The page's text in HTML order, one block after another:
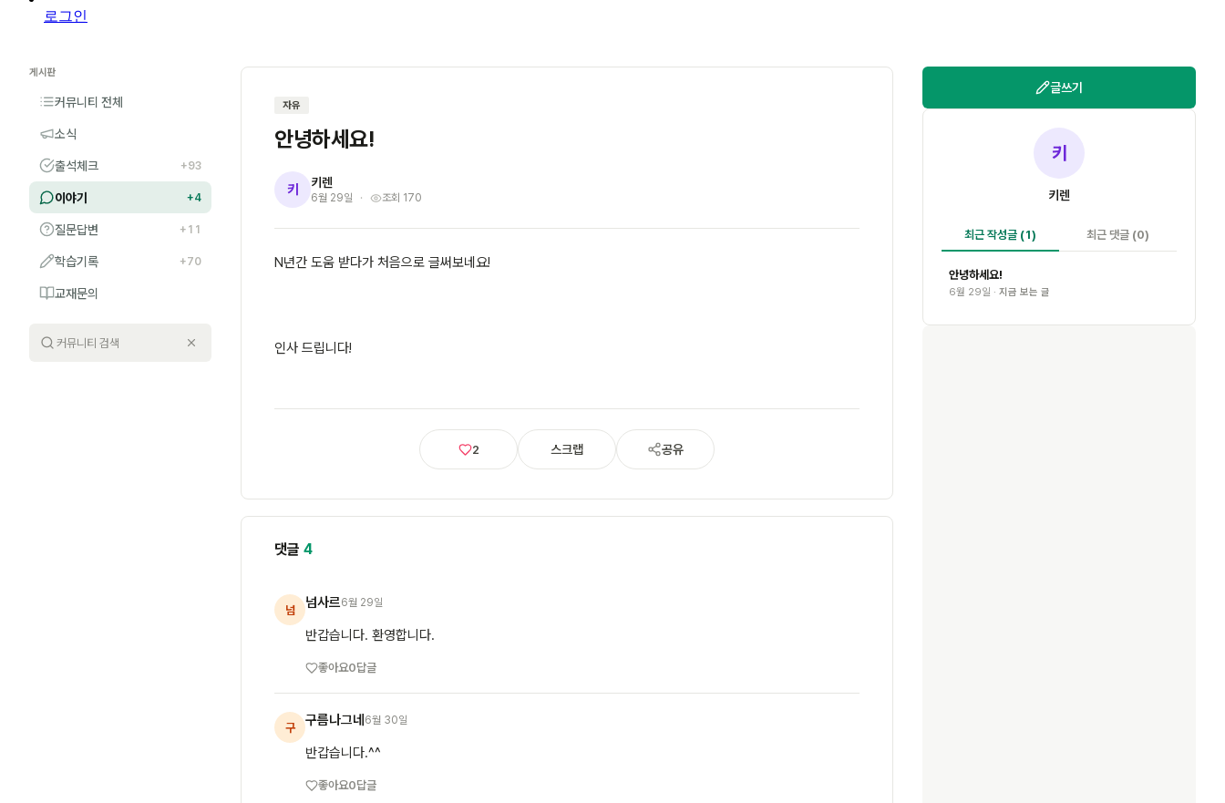
로그인
게시판
커뮤니티 전체
소식
출석체크 +93
이야기 +4
질문답변 +11
학습기록 +70
교재문의
자유
안녕하세요!
키 키렌
6월 29일 조회 170
N년간 도움 받다가 처음으로 글써보네요!
인사 드립니다!
2 스크랩 공유
댓글 4
넘 넘사르6월 29일
반갑습니다. 환영합니다.
좋아요0답글
구 구름나그네 6월 30일
반갑습니다.^^
좋아요0답글
글쓰기
키
키렌
최근 작성글 (1) 최근 댓글 (0)
안녕하세요!
6월 29일 · 지금 보는 글